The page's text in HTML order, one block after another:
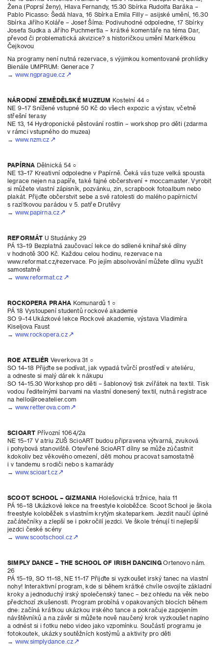
Žena (Poprsí ženy), Hlava Fernandy, 15.30 Sbírka Rudolfa Baráka –
Pablo Picasso: Šedá hlava, 16 Sbírka Emila Filly – asijské umění, 16.30
Sbírka Jiřího Koláře – Josef Šíma: Podivuhodné odpoledne, 17 Sbírky
Josefa Sudka a Jiřího Puchmertla – krátké komentáře na téma Dar,
převod či problematická akvizice? s historičkou umění Markétkou
Čejkovou
Na programy není nutná rezervace, s výjimkou komentované prohlídky
Bienále UMPRUM: Generace 7
→ www.ngprague.cz
NÁRODNÍ ZEMĚDĚLSKÉ MUZEUM Kostelní 44 ○
NE 9–17 Snížené vstupné 50 Kč do všech expozic a výstav, včetně
střešní terasy
NE 13, 14 Hydroponické pěstování rostlin – workshop pro děti (zdarma
v rámci vstupného do muzea)
→ www.nzm.cz
PAPÍRNA Dělnická 54 ○
NE 13–17 Kreativní odpoledne v Papírně. Čeká vás tuze velká spousta
legrace nejen na papíře, také fajné občerstvení + moccamaster. Vyrobit
si můžete vlastní zápisník, pozvánku, zin, scrapbook fotoalbum nebo
plakát. Přijďte občerstvit sebe a své ratolesti do malého papírnictví
s razítkovou parádou v 5. patře Drutěvy
→ www.papirna.cz
REFORMÁT U Studánky 29
PÁ 13–19 Bezplatná zaučovací lekce do sdílené knihařské dílny
v hodnotě 300 Kč. Každou celou hodinu, rezervace na
www.reformat.cz/rezervace. Po jejím absolvování můžete dílnu využít
samostatně
→ www.reformat.cz
ROCKOPERA PRAHA Komunardů 1 ○
PÁ 18 Vystoupení studentů rockové akademie
SO 9–14 Ukázkové lekce Rockové akademie, výstava Vladimíra
Kiseljova Faust
→ www.rockopera.cz
ROE ATELIÉR Veverkova 31 ○
SO 14–18 Přijďte se podívat, jak vypadá tvůrčí prostředí v ateliéru,
a odneste si malý dárek k nákupu
SO 14–15.30 Workshop pro děti – šablonový tisk zvířátek na textil. Tisk
vodou ředitelnými barvami na vlastní donesený textil, nutná registrace
na hello@roeatelier.com
→ www.retterova.com
SCIOART Přívozní 1064/2a
NE 15–17 V atriu ZUŠ ScioART budou připravena výtvarná, zvuková
i pohybová stanoviště. Otevřené ScioART dílny se může zúčastnit
kdokoliv bez věkového omezení, děti mohou pracovat samostatně
i v tandemu s rodiči nebo s kamarády
→ www.scioart.cz
SCOOT SCHOOL – GIZMANIA Holešovická tržnice, hala 11
PÁ 16–18 Ukázkové lekce na freestyle koloběžce. Scoot School je škola
freestyle koloběžek s vlastním krytým skateparkem. Jezdit naučí úplné
začátečníky a zlepší se i pokročilí jezdci. Ve škole trénují ti nejlepší
jezdci české scény
→ www.scootschool.cz
SIMPLY DANCE – THE SCHOOL OF IRISH DANCINGOrtenovo nám.
26
PÁ 15–19, SO 11–18, NE 11–17 Přijďte si vyzkoušet irský tanec na vlastní
nohy! Interaktivní program, kde si během krátké chvíle osvojíte základní
kroky a jednoduchý irský společenský tanec – bez ohledu na věk nebo
předchozí zkušenosti. Program probíhá v opakovaných blocích během
dne: začíná krátkou ukázkou irského tance a pokračuje zapojením
návštěvníků a na závěr si můžete nově naučený krok vyzkoušet naplno
a odnést si i fotku nebo video jako vzpomínku. Součástí programu je
fotokoutek, ukázky soutěžních kostýmů a aktivity pro děti
→ www.simplydance.cz